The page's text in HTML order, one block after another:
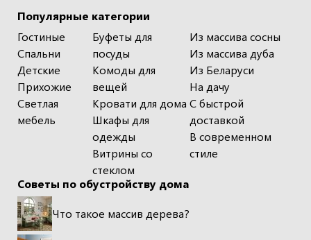
Популярные категории
Гостиные
Спальни
Детские
Прихожие
Светлая
мебель
Буфеты для
посуды
Комоды для
вещей
Кровати для дома
Шкафы для
одежды
Витрины со
стеклом
Из массива сосны
Из массива дуба
Из Беларуси
На дачу
С быстрой
доставкой
В современном
стиле
Советы по обустройству дома
Что такое массив дерева?